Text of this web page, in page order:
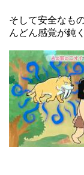
そして安全なも
んどん感覚が鈍